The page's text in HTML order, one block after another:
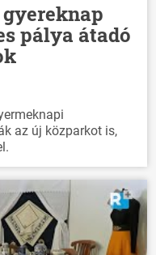
pálya átadó
az új közparkot is,